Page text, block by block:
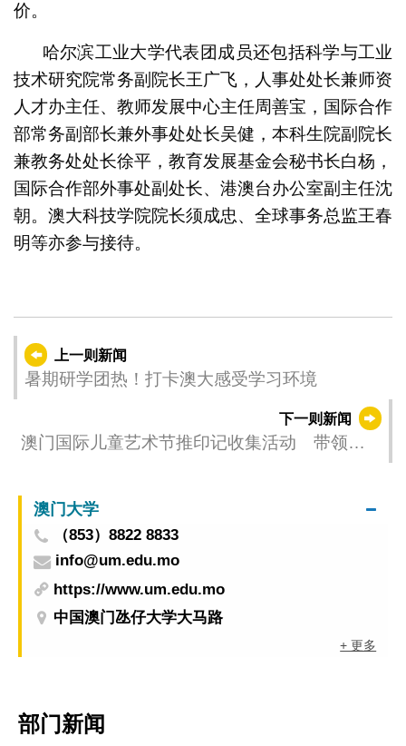
价。
哈尔滨工业大学代表团成员还包括科学与工业
技术研究院常务副院长王广飞，人事处处长兼师资
人才办主任、教师发展中心主任周善宝，国际合作
部常务副部长兼外事处处长吴健，本科生院副院长
兼教务处处长徐平，教育发展基金会秘书长白杨，
国际合作部外事处副处长、港澳台办公室副主任沈
朝。澳大科技学院院长须成忠、全球事务总监王春
明等亦参与接待。
上一则新闻
暑期研学团热！打卡澳大感受学习环境
下一则新闻
澳门国际儿童艺术节推印记收集活动 带领观
澳门大学
（853）8822 8833
info@um.edu.mo
https://www.um.edu.mo
中国澳门氹仔大学大马路
+ 更多
部门新闻